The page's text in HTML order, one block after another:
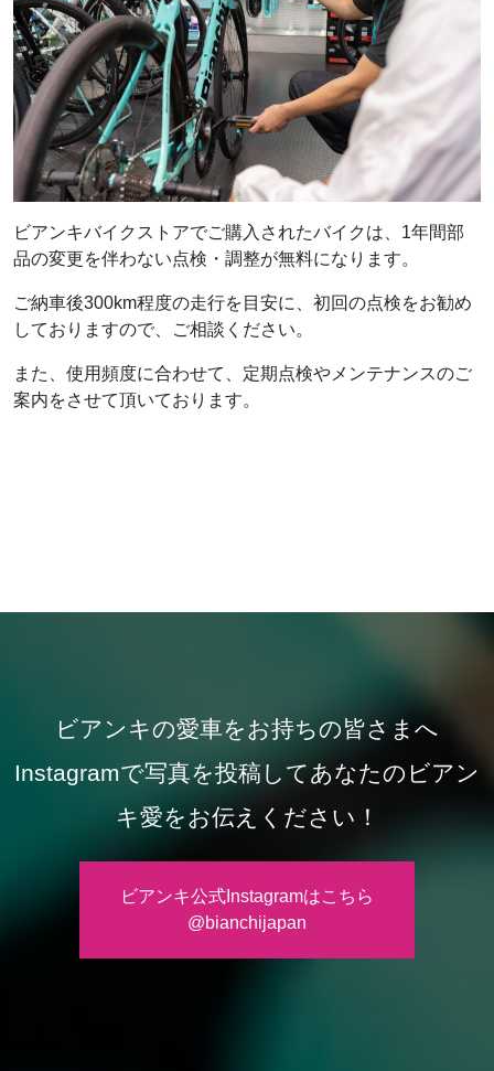
ビアンキバイクストアでご購入されたバイクは、1年間部
品の変更を伴わない点検・調整が無料になります。
ご納車後300km程度の走行を目安に、初回の点検をお勧め
しておりますので、ご相談ください。
また、使用頻度に合わせて、定期点検やメンテナンスのご
案内をさせて頂いております。
ビアンキの愛車をお持ちの皆さまへ
Instagramで写真を投稿してあなたのビアン
キ愛をお伝えください！
ビアンキ公式Instagramはこちら
@bianchijapan